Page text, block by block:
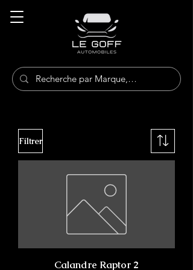
Filtrer
Calandre Raptor 2